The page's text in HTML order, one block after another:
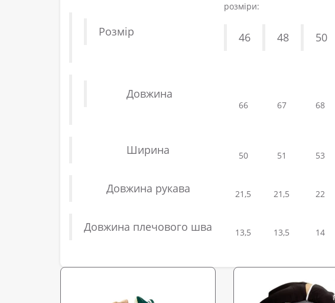
розміри:
Розмір 46 48 50
Довжина
66 67 68
Ширина 50 51 53
Довжина рукава 21,5 21,5 22
Довжина плечового шва 13,5 13,5 14